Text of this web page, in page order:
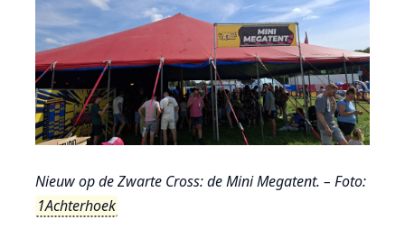
Nieuw op de Zwarte Cross: de Mini Megatent. – Foto:
1Achterhoek